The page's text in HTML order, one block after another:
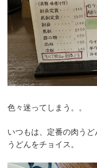
色々迷ってしまう。。
いつもは、定番の肉う
うどんをチョイス。